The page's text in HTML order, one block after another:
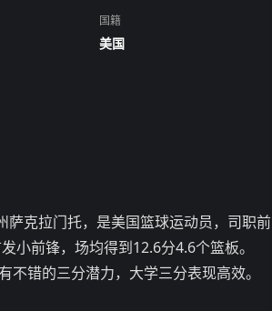
国籍
美国
萨克拉门托，是美国篮球运动员，司职前
小前锋，场均得到12.6分4.6个篮板。
错的三分潜力，大学三分表现高效。